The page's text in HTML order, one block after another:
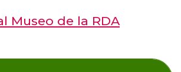
Museo de la RDA